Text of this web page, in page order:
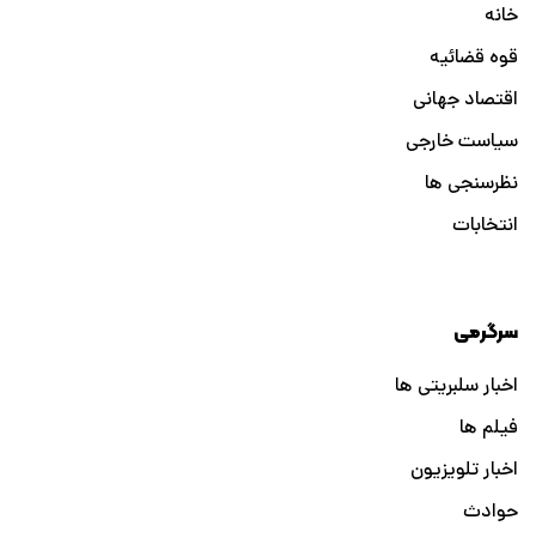
خانه
قوه قضائیه
اقتصاد جهانی
سیاست خارجی
نظرسنجی ها
انتخابات
سرگرمی
اخبار سلبریتی ها
فیلم ها
اخبار تلویزیون
حوادث